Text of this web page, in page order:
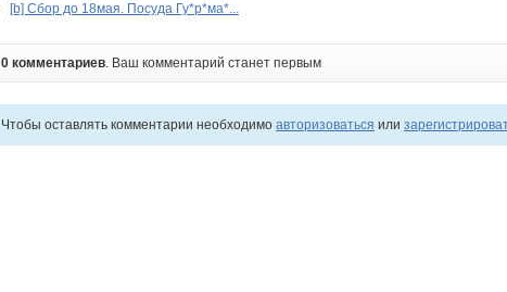
[b] Сбор до 18мая. Посуда Гу*р*ма*...
0 комментариев. Ваш комментарий станет первым
Чтобы оставлять комментарии необходимо авторизоваться или